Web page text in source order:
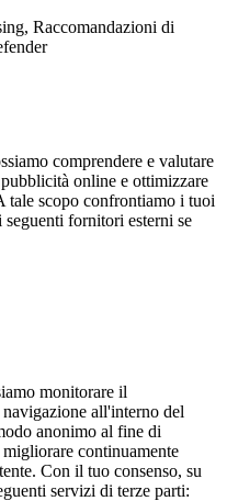
Raccomandazioni di
comprendere e valutare
online e ottimizzare
tale scopo confrontiamo i tuoi
fornitori esterni se
monitorare il
all'interno del
anonimo al fine di
continuamente
Con il tuo consenso, su
servizi di terze parti: